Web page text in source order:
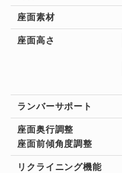
座面素材
座面高さ
ランバーサポート
座面奥行調整
座面前傾角度調整
リクライニング機能